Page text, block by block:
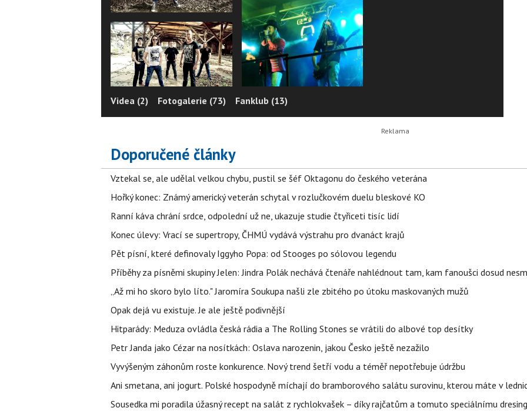
Videa (2) Fotogalerie (73) Fanklub (13)
Doporučené články
Vztekal se, ale udělal velkou chybu, pustil se šéf Oktagonu do českého veterána
Hořký konec: Známý americký veterán schytal v rozlučkovém duelu bleskové KO
Ranní káva chrání srdce, odpolední už ne, ukazuje studie čtyřiceti tisíc lidí
Konec úlevy: Vrací se supertropy, ČHMÚ vydává výstrahu pro dvanáct krajů
Pět písní, které definovaly Iggyho Popa: od Stooges po sólovou legendu
Příběhy za písněmi skupiny Jelen: Jindra Polák nechává čtenáře nahlédnout tam, kam fanoušci dosud
„Až mi ho skoro bylo líto." Jaromíra Soukupa našli zle zbitého po útoku maskovaných mužů
Opak dejá vu existuje. Je ale ještě podivnější
Hitparády: Meduza ovládla česká rádia a The Rolling Stones se vrátili do albové top desítky
Petr Janda jako Cézar na nosítkách: Oslava narozenin, jakou Česko ještě nezažilo
Vyvýšeným záhonům roste konkurence. Nový trend šetří vodu a téměř nepotřebuje údržbu
Ani smetana, ani jogurt. Polské hospodyně míchají do bramborového salátu surovinu, kterou máte v
Sousedka mi poradila úžasný recept na salát z rychlokvašek – díky rajčatům a tomuto speciálnímu